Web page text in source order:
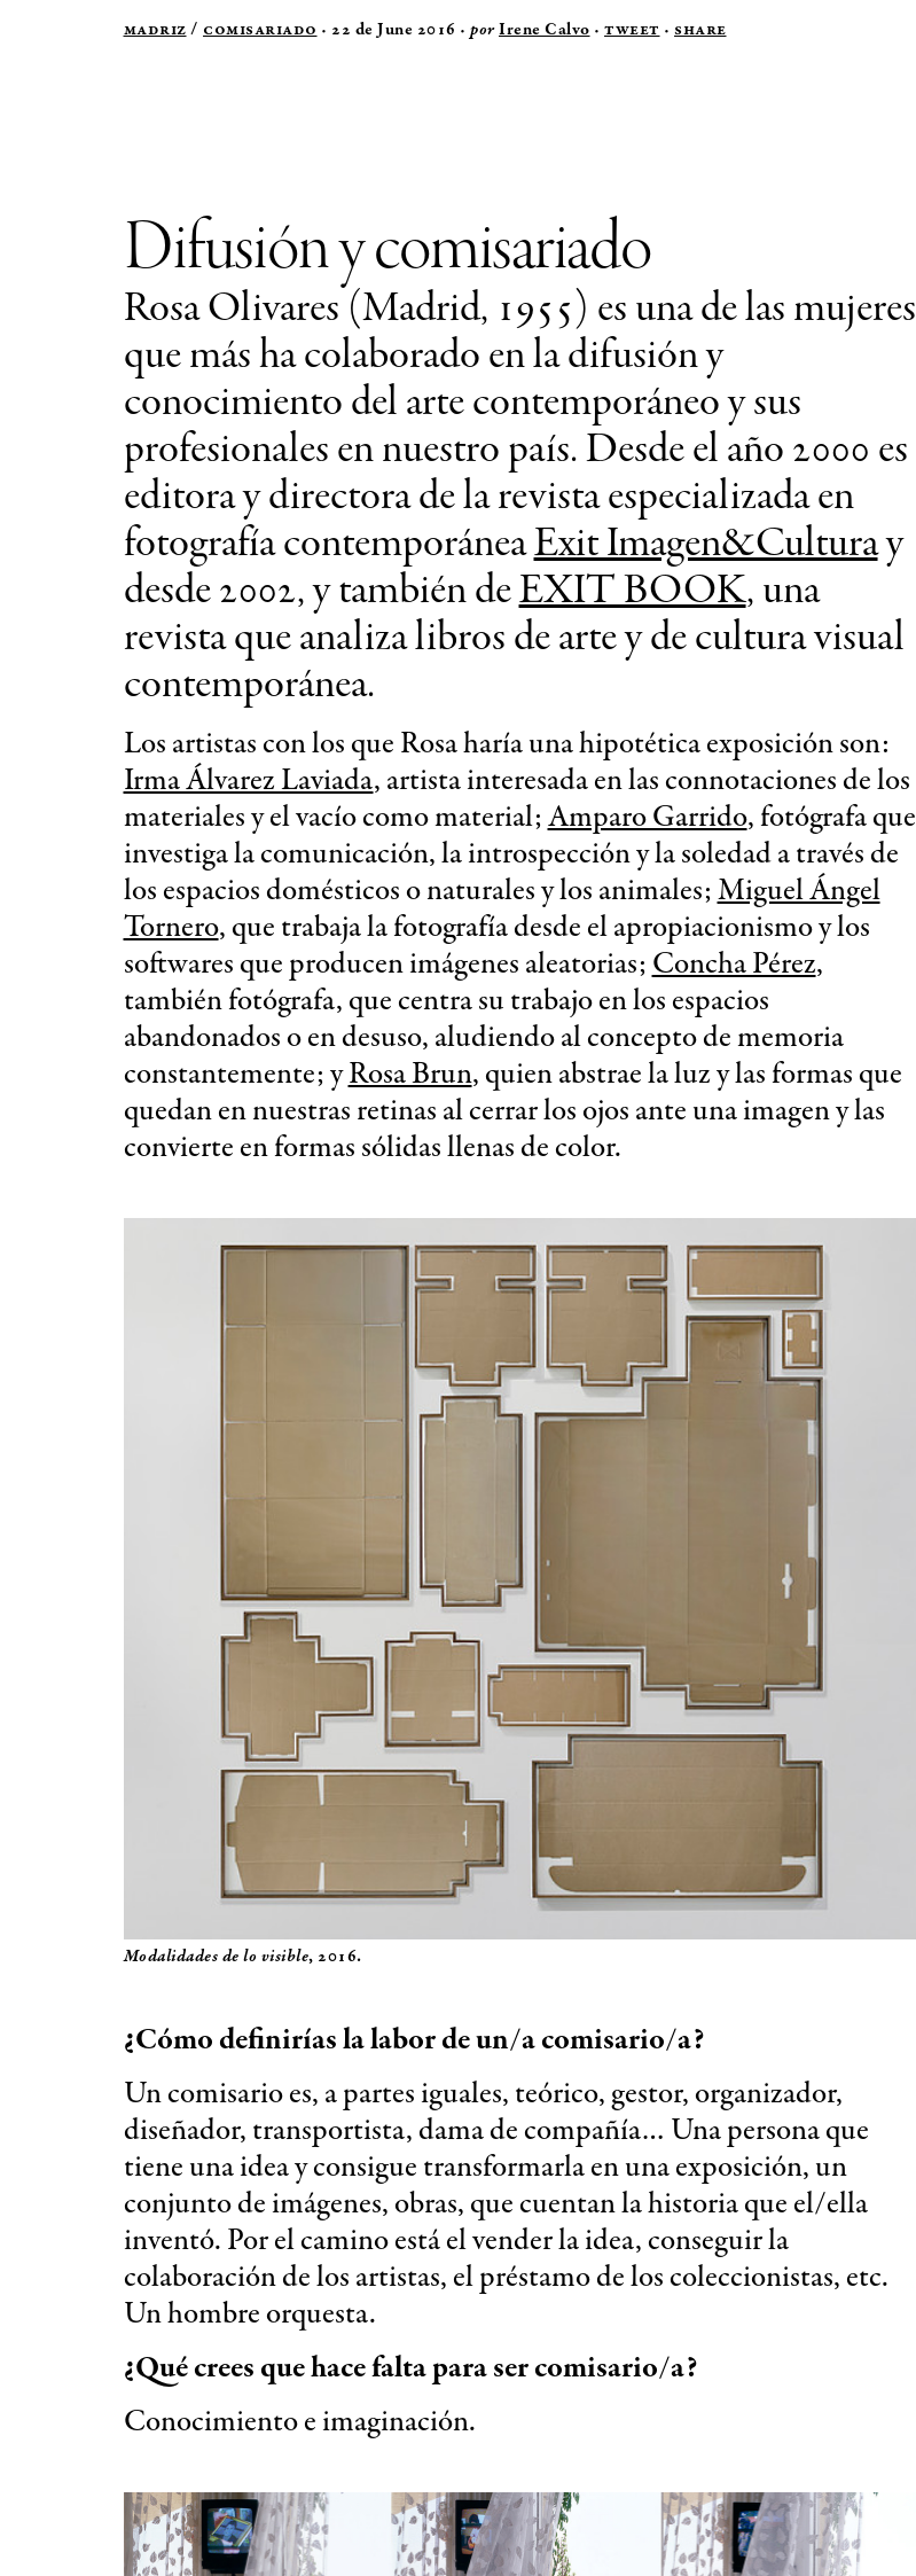
Madriz/ Comisariado 22 de June 2016 porIrene Calvo Tweet·Share
Difusión y comisariado
Rosa Olivares (Madrid, 1955) es una de las mujeres
que más ha colaborado en la difusión y
conocimiento del arte contemporáneo y sus
profesionales en nuestro país. Desde el año 2000 es
editora y directora de la revista especializada en
fotografía contemporáneaExit Imagen&Culturay
desde 2002, y también deEXIT BOOK, una
revista que analiza libros de arte y de cultura visual
contemporánea.
Los artistas con los que Rosa haría una hipotética exposición son:
Irma Álvarez Laviada, artista interesada en las connotaciones de los
materiales y el vacío como material;Amparo Garrido, fotógrafa que
investiga la comunicación, la introspección y la soledad a través de
los espacios domésticos o naturales y los animales;Miguel Ángel
Tornero, que trabaja la fotografía desde el apropiacionismo y los
softwares que producen imágenes aleatorias;Concha Pérez,
también fotógrafa, que centra su trabajo en los espacios
abandonados o en desuso, aludiendo al concepto de memoria
constantemente; yRosa Brun, quien abstrae la luz y las formas que
quedan en nuestras retinas al cerrar los ojos ante una imagen y las
convierte en formas sólidas llenas de color.
Modalidades de lo visible, 2016.
¿Cómo definirías la labor de un/a comisario/a?
Un comisario es, a partes iguales, teórico, gestor, organizador,
diseñador, transportista, dama de compañía… Una persona que
tiene una idea y consigue transformarla en una exposición, un
conjunto de imágenes, obras, que cuentan la historia que el/ella
inventó. Por el camino está el vender la idea, conseguir la
colaboración de los artistas, el préstamo de los coleccionistas, etc.
Un hombre orquesta.
¿Qué crees que hace falta para ser comisario/a?
Conocimiento e imaginación.